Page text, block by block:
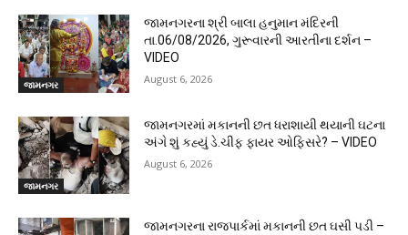
જામનગર
જામનગરના શ્રી બાલા હનુમાન મંદિરની
તા.06/08/2026, ગુરૂવારની આરતીના દર્શન –
VIDEO
August 6, 2026
જામનગર
જામનગરમાં મકાનની છત ધરાશાયી થયાની ઘટના
અંગે શું કહ્યું ડે.ચીફ ફાયર ઓફિસરે? – VIDEO
August 6, 2026
જામનગરના રાજપાર્કમાં મકાનની છત ઘસી પડી –